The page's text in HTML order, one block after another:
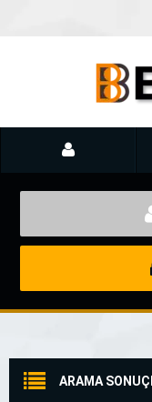
ARAMA